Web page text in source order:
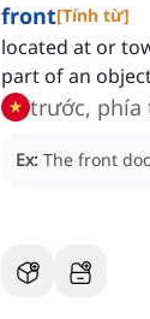
front[Tính từ]
located at or
part of an
trước, phía
Ex: The front